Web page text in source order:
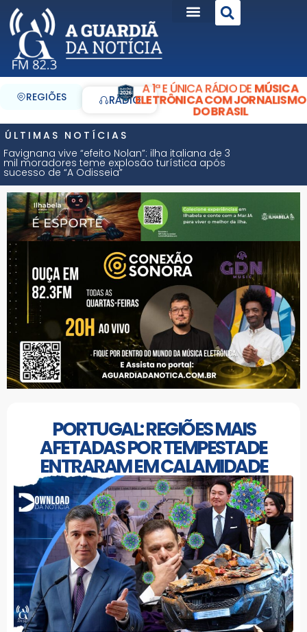
REGIÕES RÁDIO
A 1ª E ÚNICA RÁDIO DE MÚSICA
ELETRÔNICA COM JORNALISMO
DO BRASIL
ÚLTIMAS NOTÍCIAS
Favignana vive “efeito Nolan”: ilha italiana de 3
mil moradores teme explosão turística após
sucesso de “A Odisseia”
PORTUGAL: REGIÕES MAIS
AFETADAS POR TEMPESTADE
ENTRARAM EM CALAMIDADE